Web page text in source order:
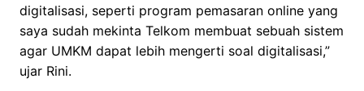
digitalisasi, seperti program pemasaran online yang
saya sudah mekinta Telkom membuat sebuah sistem
agar UMKM dapat lebih mengerti soal digitalisasi,”
ujar Rini.